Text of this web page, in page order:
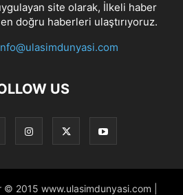
site olarak, İlkeli haber
en doğru haberleri ulaştırıyoruz.
US
© 2015 www.ulasimdunyasi.com |